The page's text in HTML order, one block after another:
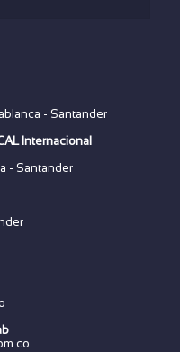
- Santander
Internacional
- Santander